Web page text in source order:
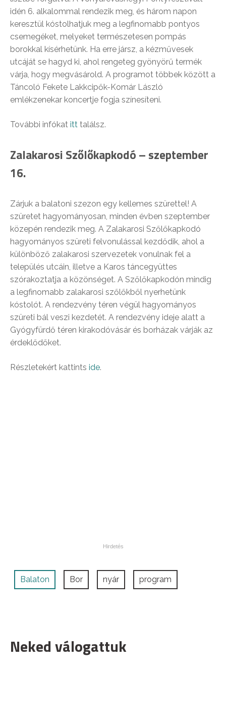
idén 6. alkalommal rendezik meg, és három napon
keresztül kóstolhatjuk meg a legfinomabb pontyos
csemegéket, melyeket természetesen pompás
borokkal kísérhetünk. Ha erre jársz, a kézművesek
utcáját se hagyd ki, ahol rengeteg gyönyörű termék
várja, hogy megvásárold. A programot többek között a
Táncoló Fekete Lakkcipők-Komár László
emlékzenekar koncertje fogja színesíteni.
További infókat itt találsz.
Zalakarosi Szőlőkapkodó – szeptember
16.
Zárjuk a balatoni szezon egy kellemes szürettel! A
szüretet hagyományosan, minden évben szeptember
közepén rendezik meg. A Zalakarosi Szőlőkapkodó
hagyományos szüreti felvonulással kezdődik, ahol a
különböző zalakarosi szervezetek vonulnak fel a
település utcáin, illetve a Karos táncegyüttes
szórakoztatja a közönséget. A Szőlőkapkodón mindig
a legfinomabb zalakarosi szőlőkből nyerhetünk
kóstolót. A rendezvény téren végül hagyományos
szüreti bál veszi kezdetét. A rendezvény ideje alatt a
Gyógyfürdő téren kirakodóvásár és borházak várják az
érdeklődőket.
Részletekért kattints ide.
Balaton Bor nyár program
Neked válogattuk